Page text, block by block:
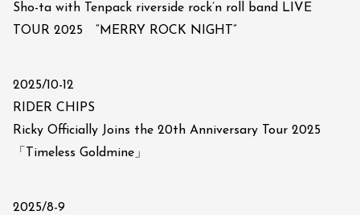
Sho-ta with Tenpack riverside rock’n roll band LIVE
TOUR 2025 “MERRY ROCK NIGHT”
2025/10-12
RIDER CHIPS
Ricky Officially Joins the 20th Anniversary Tour 2025
「Timeless Goldmine」
2025/8-9